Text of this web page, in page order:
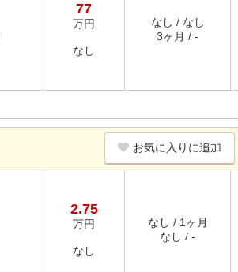
77
万円
なし
なし / なし
3ヶ月 / -
お気に入りに追加
2.75
万円
なし
なし / 1ヶ月
なし / -